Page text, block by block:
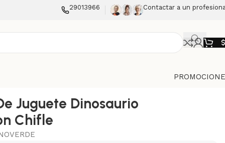
29013966 Contactar a un
$
Juguete Dinosaurio
Chifle